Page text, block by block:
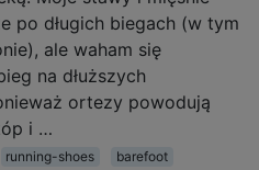
po długich biegach (w tym
ale waham się
na dłuższych
ortezy powodują
i …
running-shoes
barefoot